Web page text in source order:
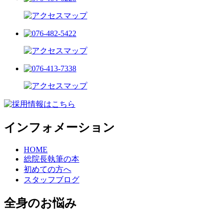
インフォメーション
HOME
総院長執筆の本
初めての方へ
スタッフブログ
全身のお悩み